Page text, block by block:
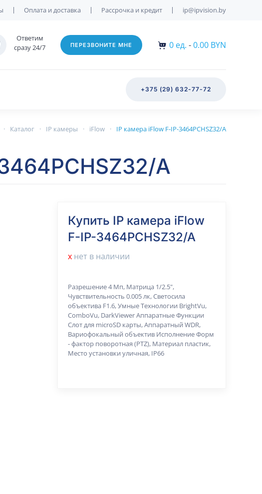
Оплата и доставка Рассрочка и кредит ip@ipvision.by
Ответим
сразу 24/7
ПЕРЕЗВОНИТЕ МНЕ 0 ед. -0.00 BYN
+375 (29) 632-77-72
Каталог IP камеры iFlow IP камера iFlow F-IP-3464PCHSZ32/A
A
Купить IP камера iFlow
F-IP-3464PCHSZ32/A
х нет в наличии
Разрешение 4 Мп, Матрица 1/2.5",
Чувствительность 0.005 лк, Светосила
объектива F1.6, Умные Технологии BrightVu,
ComboVu, DarkViewer Аппаратные Функции
Слот для microSD карты, Аппаратный WDR,
Вариофокальный объектив Исполнение Форм
- фактор поворотная (PTZ), Материал пластик,
Место установки уличная, IP66